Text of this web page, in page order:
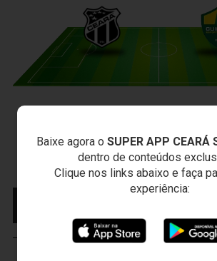
Baixe agora o SUPER APP CEARÁ
dentro de conteúdos
Clique nos links abaixo e faça
experiência:
Sábado, 15/08/2026 -
Presidente Vargas -
Campeonato Brasileiro • 2º Turno •